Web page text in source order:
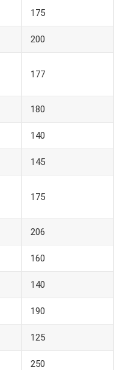
175
200
177
180
140
145
175
206
160
140
190
125
250